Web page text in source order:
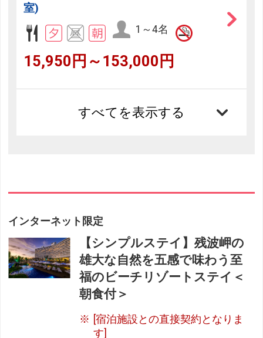
室)
1～4名
15,950円～153,000円
すべてを表示する
インターネット限定
【シンプルステイ】残波岬の
雄大な自然を五感で味わう至
福のビーチリゾートステイ＜
朝食付＞
[宿泊施設との直接契約となりま
す]